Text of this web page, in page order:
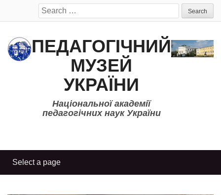
Search
for:
ПЕДАГОГІЧНИЙ
МУЗЕЙ
УКРАЇНИ
Національної академії
педагогічних наук України